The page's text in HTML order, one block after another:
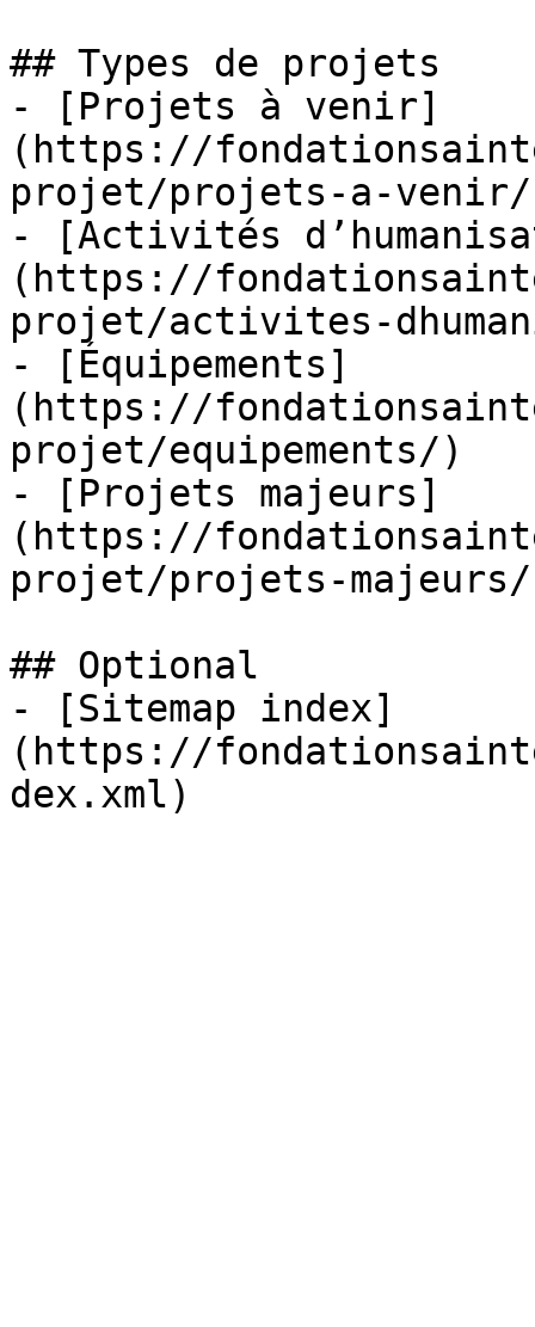
## Types de projets
- [Projets à venir]
(https://
projet/projets-a-
- [Activités
(https://
projet/activites-
- [Équipements]
(https://
projet/equipements/)
- [Projets majeurs]
(https://
projet/projets-
## Optional
- [Sitemap index]
(https://